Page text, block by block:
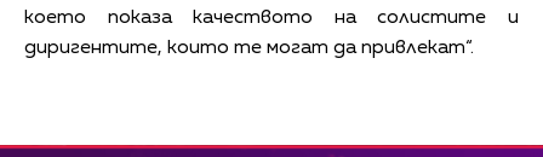
което показа качеството на солистите и
диригентите, които те могат да привлекат“.